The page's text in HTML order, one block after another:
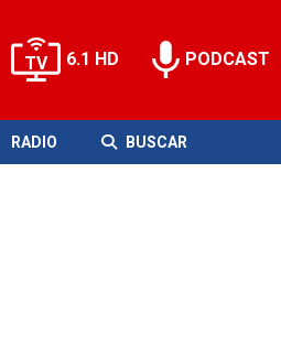
6.1 HD PODCAST
RADIO BUSCAR